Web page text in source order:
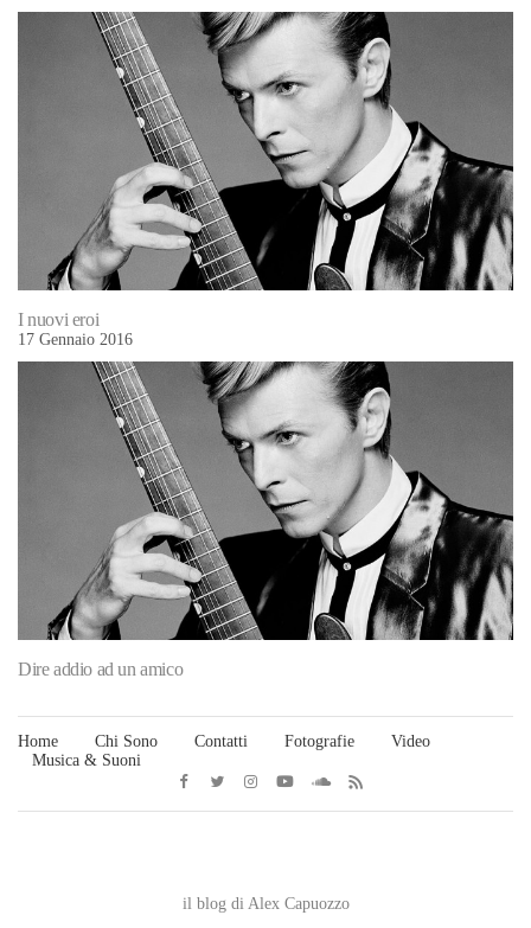
I nuovi eroi
17 Gennaio 2016
Dire addio ad un amico
Home Chi Sono Contatti Fotografie
Video
Musica & Suoni
il blog di Alex Capuozzo